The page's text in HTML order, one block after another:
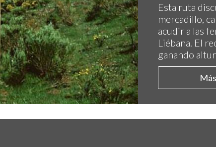
Esta ruta
mercadillo,
acudir a las
Liébana. El
ganando